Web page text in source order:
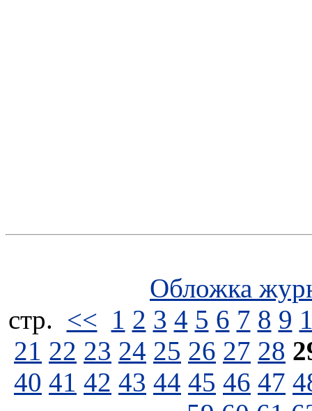
Обложка
стp. << 1 2 3 4 5 6 7 8 9
21 22 23 24 25 26 27 28
40 41 42 43 44 45 46 47